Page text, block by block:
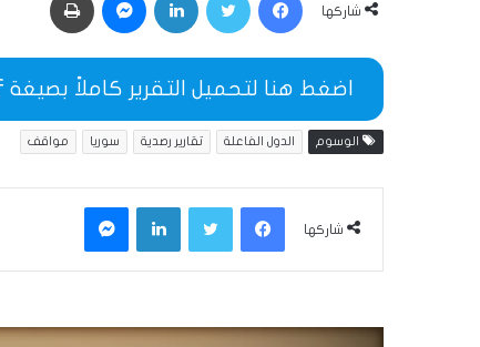
شاركها
اضغط هنا لتحميل التقرير كاملاً بصيغة pdf
الوسوم الدول الفاعلة تقارير رصدية سوريا مواقف
شاركها
فيسبوكتويتر لينكدإن ماسنجر